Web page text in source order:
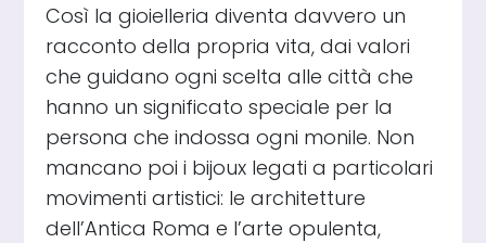
Così la gioielleria diventa davvero un
racconto della propria vita, dai valori
che guidano ogni scelta alle città che
hanno un significato speciale per la
persona che indossa ogni monile. Non
mancano poi i bijoux legati a particolari
movimenti artistici: le architetture
dell’Antica Roma e l’arte opulenta,